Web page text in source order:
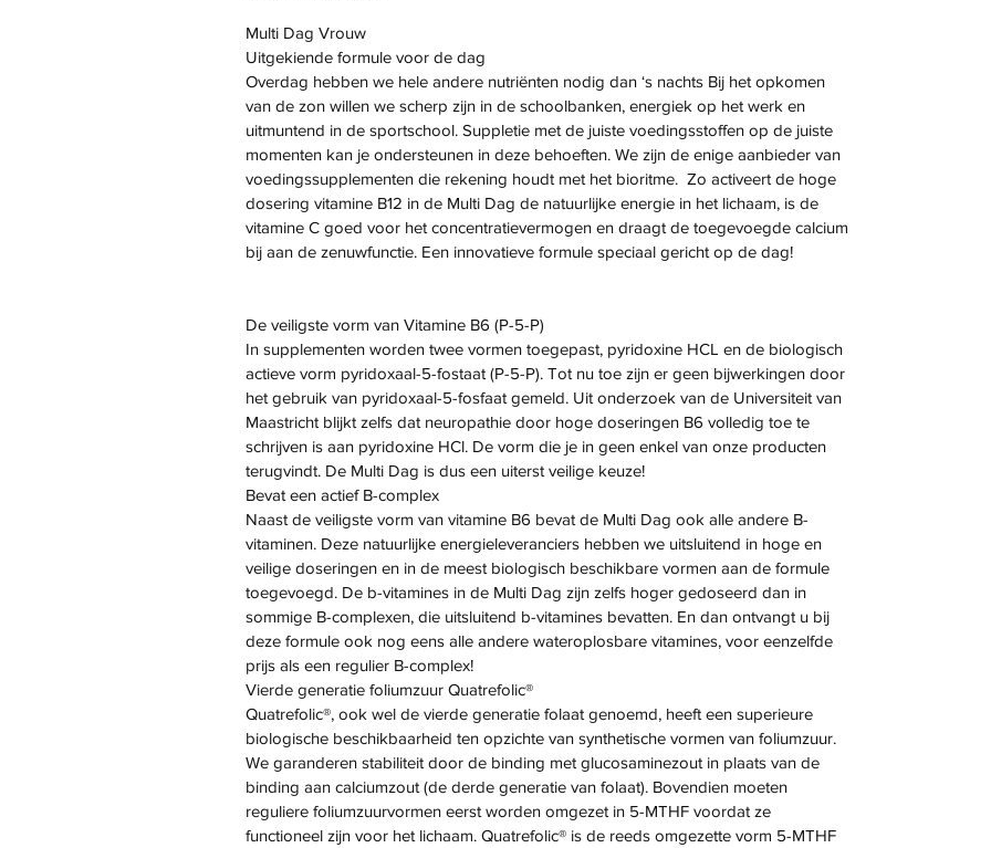
Multi Dag Vrouw
Uitgekiende formule voor de dag
Overdag hebben we hele andere nutriënten nodig dan ‘s nachts Bij het opkomen
van de zon willen we scherp zijn in de schoolbanken, energiek op het werk en
uitmuntend in de sportschool. Suppletie met de juiste voedingsstoffen op de juiste
momenten kan je ondersteunen in deze behoeften. We zijn de enige aanbieder van
voedingssupplementen die rekening houdt met het bioritme. Zo activeert de hoge
dosering vitamine B12 in de Multi Dag de natuurlijke energie in het lichaam, is de
vitamine C goed voor het concentratievermogen en draagt de toegevoegde calcium
bij aan de zenuwfunctie. Een innovatieve formule speciaal gericht op de dag!
De veiligste vorm van Vitamine B6 (P-5-P)
In supplementen worden twee vormen toegepast, pyridoxine HCL en de biologisch
actieve vorm pyridoxaal-5-fostaat (P-5-P). Tot nu toe zijn er geen bijwerkingen door
het gebruik van pyridoxaal-5-fosfaat gemeld. Uit onderzoek van de Universiteit van
Maastricht blijkt zelfs dat neuropathie door hoge doseringen B6 volledig toe te
schrijven is aan pyridoxine HCl. De vorm die je in geen enkel van onze producten
terugvindt. De Multi Dag is dus een uiterst veilige keuze!
Bevat een actief B-complex
Naast de veiligste vorm van vitamine B6 bevat de Multi Dag ook alle andere B-
vitaminen. Deze natuurlijke energieleveranciers hebben we uitsluitend in hoge en
veilige doseringen en in de meest biologisch beschikbare vormen aan de formule
toegevoegd. De b-vitamines in de Multi Dag zijn zelfs hoger gedoseerd dan in
sommige B-complexen, die uitsluitend b-vitamines bevatten. En dan ontvangt u bij
deze formule ook nog eens alle andere wateroplosbare vitamines, voor eenzelfde
prijs als een regulier B-complex!
Vierde generatie foliumzuur Quatrefolic®
Quatrefolic®, ook wel de vierde generatie folaat genoemd, heeft een superieure
biologische beschikbaarheid ten opzichte van synthetische vormen van foliumzuur.
We garanderen stabiliteit door de binding met glucosaminezout in plaats van de
binding aan calciumzout (de derde generatie van folaat). Bovendien moeten
reguliere foliumzuurvormen eerst worden omgezet in 5-MTHF voordat ze
functioneel zijn voor het lichaam. Quatrefolic® is de reeds omgezette vorm 5-MTHF